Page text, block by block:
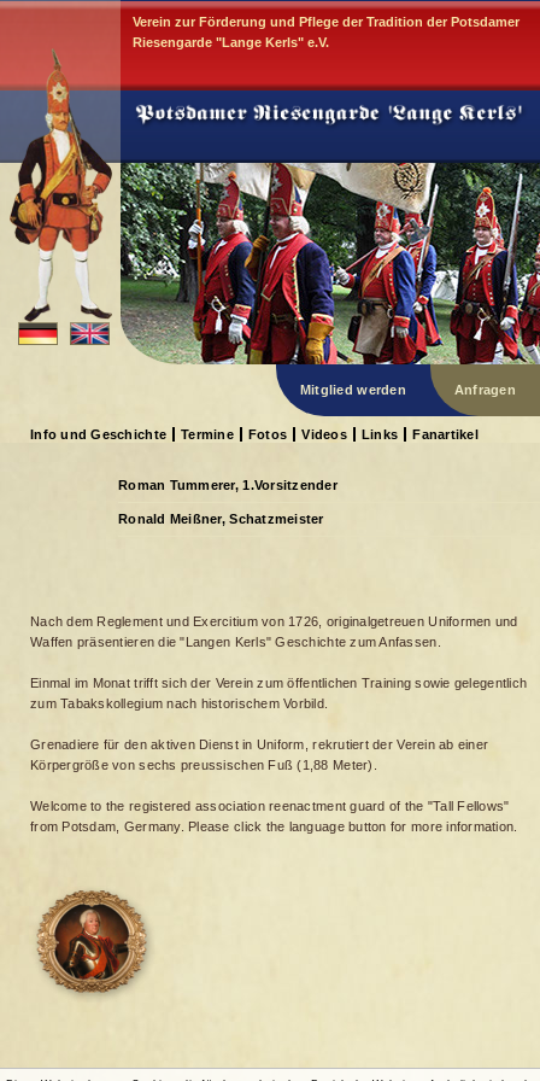
Verein zur Förderung und Pflege der Tradition der Potsdamer
Riesengarde "Lange Kerls" e.V.
Mitglied werden Anfragen
Info und Geschichte Termine Fotos Videos Links Fanartikel
Roman Tummerer, 1.Vorsitzender
Ronald Meißner, Schatzmeister
Nach dem Reglement und Exercitium von 1726, originalgetreuen Uniformen und
Waffen präsentieren die "Langen Kerls" Geschichte zum Anfassen.
Einmal im Monat trifft sich der Verein zum öffentlichen Training sowie gelegentlich
zum Tabakskollegium nach historischem Vorbild.
Grenadiere für den aktiven Dienst in Uniform, rekrutiert der Verein ab einer
Körpergröße von sechs preussischen Fuß (1,88 Meter).
Welcome to the registered association reenactment guard of the "Tall Fellows"
from Potsdam, Germany. Please click the language button for more information.